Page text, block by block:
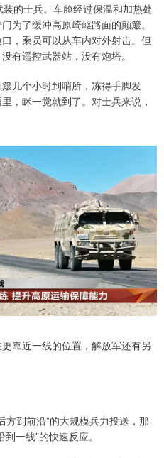
的士兵。车舱经过保温和加热处
为了缓冲高原崎岖路面的颠簸。
，乘员可以从车内对外射击。但
遥控武器站，没有炮塔。
几个小时到哨所，冻得手脚发
，眯一觉就到了。对士兵来说，
靠近一线的位置，解放军还有另
方到前沿”的大规模兵力投送，那
一线”的快速反应。